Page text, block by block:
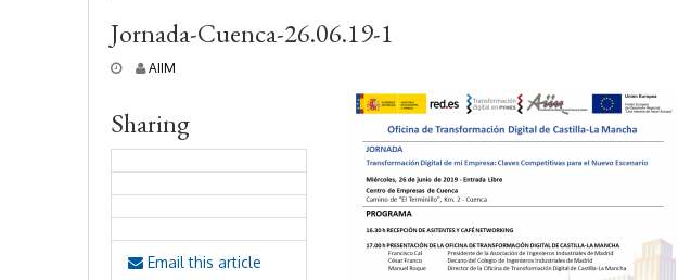
Jornada-Cuenca-26.06.19-1
u
o
,
2
9
AIIM
Sharing
Email this article